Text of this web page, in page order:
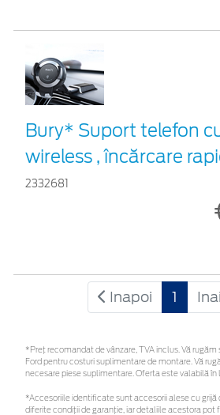
Bury* Suport telefon
wireless , încărcare
2332681
Inapoi 1
*Preţ recomandat de vânzare, TVA inclus. Vă
Ford pentru costuri suplimentare de montare. Vă
necesare piese suplimentare. Oferta este valabilă în
*Accesoriile identificate sunt accesorii alese cu grijă
diferite condiții de garanție, iar detaliile acestora pot